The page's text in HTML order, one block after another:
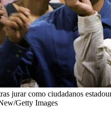
jurar como ciudadanos
Getty Images